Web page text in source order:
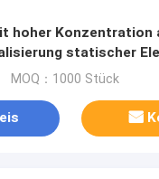
hoher Konzentration
statischer
MOQ：1000 Stück